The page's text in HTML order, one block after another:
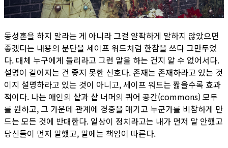
동성혼을 하지 말라는 게 아니라 그걸 얄팍하게 말하지 않았으면
좋겠다는 내용의 문단을 세이프 워드처럼 한참을 쓰다 그만두었
다. 대체 누구에게 들리라고 그런 말을 하는 건지 알 수 없어서다.
설명이 길어지는 건 좋지 못한 신호다. 존재는 존재하라고 있는 것
이지 설명하라고 있는 것이 아니고, 세이프 워드는 짧을수록 효과
적이다. 나는 애인의 샅과 샅 너머의 퀴어 공간(commons) 모두
를 원하고, 그 가운데 관계에 경중을 매기고 ​누군가를 비참하게 만
드는 모든 것에 반대한다. 일상이 정치라고는 내가 먼저 말 안했고
당신들이 먼저 말했고, 말에는 책임이 따른다.